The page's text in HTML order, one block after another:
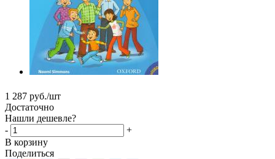
1 287 руб./шт
Достаточно
Нашли дешевле?
-
+
В корзину
Поделиться